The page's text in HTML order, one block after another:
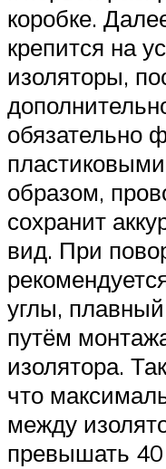
коробке.
крепится на
изоляторы,
обязательно
образом,
сохранит
вид. При
углы, плавный
путём
изолятора.
что
между
превышать